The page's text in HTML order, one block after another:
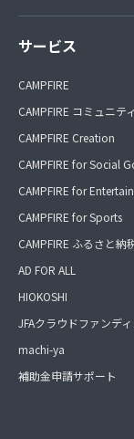
サービス
CAMPFIRE
CAMPFIRE コミュニティ
CAMPFIRE Creation
CAMPFIRE for Social
CAMPFIRE for
CAMPFIRE for Sports
CAMPFIRE ふるさと納
AD FOR ALL
HIOKOSHI
JFAクラウドファンデ
machi-ya
補助金申請サポート